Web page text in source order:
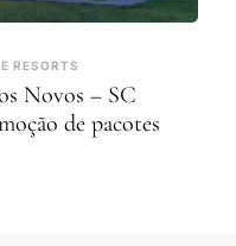
RESORTS
Novos – SC
de pacotes